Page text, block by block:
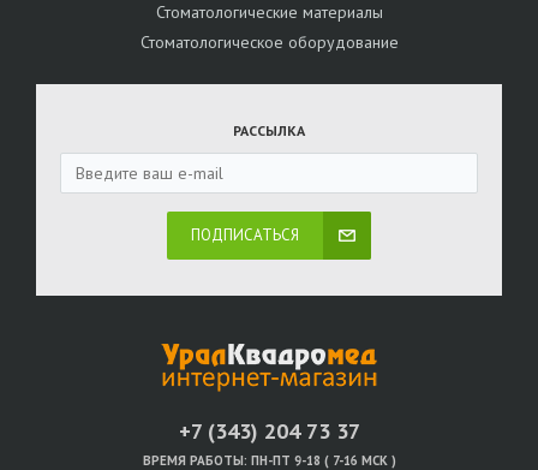
Стоматологические материалы
Стоматологическое оборудование
РАССЫЛКА
ПОДПИСАТЬСЯ
+7 (343) 204 73 37
ВРЕМЯ РАБОТЫ: ПН-ПТ 9-18 ( 7-16 МСК )